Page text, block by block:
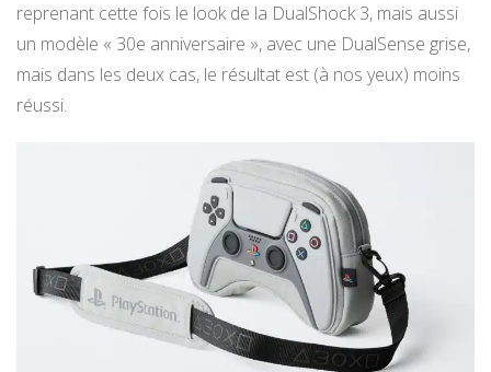
reprenant cette fois le look de la DualShock 3, mais aussi
un modèle « 30e anniversaire », avec une DualSense grise,
mais dans les deux cas, le résultat est (à nos yeux) moins
réussi.